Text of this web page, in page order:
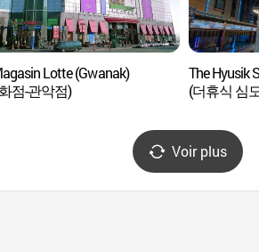
Lotte (Gwanak)
점-관악점)
The Hyusik
(더휴식 심
Voir plus